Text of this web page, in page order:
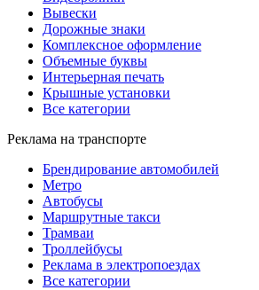
Вывески
Дорожные знаки
Комплексное оформление
Объемные буквы
Интерьерная печать
Крышные установки
Все категории
Реклама на транспорте
Брендирование автомобилей
Метро
Автобусы
Маршрутные такси
Трамваи
Троллейбусы
Реклама в электропоездах
Все категории